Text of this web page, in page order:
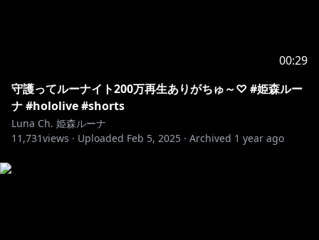
00:29
守護ってルーナイト200万再生ありがちゅ～♡ #姫森ルー
ナ #hololive #shorts
Luna Ch. 姫森ルーナ
11,731views · Uploaded Feb 5, 2025 · Archived 1 year ago